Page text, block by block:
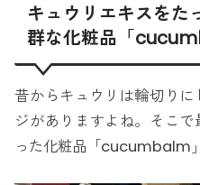
キュウリエキスをた
群な化粧品「
昔からキュウリは輪切り
ジがありますよね。そこ
った化粧品「cucumbalm